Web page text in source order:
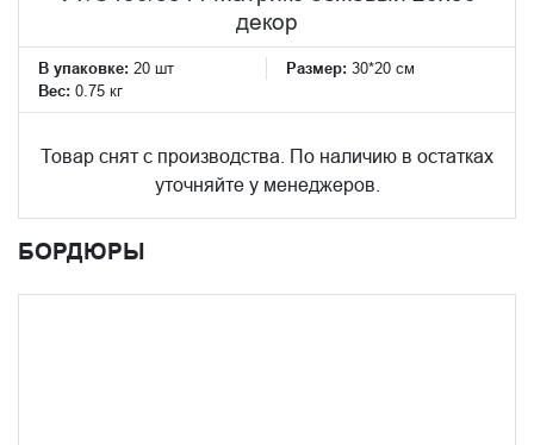
декор
В упаковке: 20 шт Размер: 30*20 см
Вес: 0.75 кг
Товар снят с производства. По наличию в остатках
уточняйте у менеджеров.
БОРДЮРЫ